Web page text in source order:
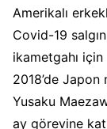
Amerikalı
Covid-19
ikametgahı
2018’de
Yusaku
ay görevine